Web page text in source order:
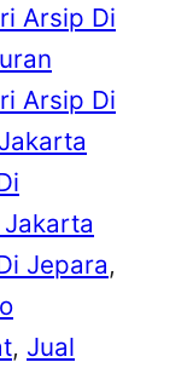
Arsip Di
Arsip Di
Jepara
, Jual